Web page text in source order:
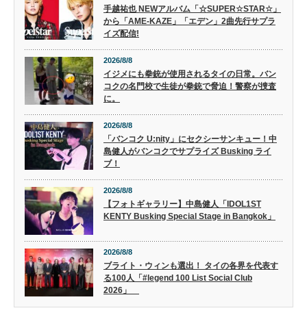
手越祐也 NEWアルバム「☆SUPER☆STAR☆」
から「AME-KAZE」「エデン」2曲先行サプラ
イズ配信!
2026/8/8
イジメにも拳銃が使用されるタイの日常。バン
コクの名門校で生徒が拳銃で脅迫！警察が捜査
に。
2026/8/8
「バンコク U:nity」にセクシーサンキュー！中
島健人がバンコクでサプライズ Busking ライ
ブ！
2026/8/8
【フォトギャラリー】中島健人「IDOL1ST
KENTY Busking Special Stage in Bangkok」
2026/8/8
ブライト・ウィンも選出！ タイの各界を代表す
る100人「#legend 100 List Social Club
2026」